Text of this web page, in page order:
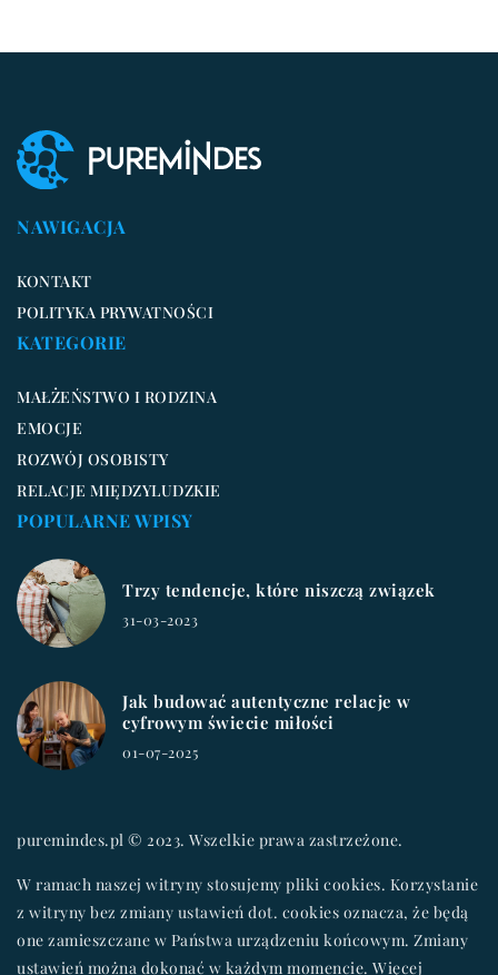
NAWIGACJA
KONTAKT
POLITYKA PRYWATNOŚCI
KATEGORIE
MAŁŻEŃSTWO I RODZINA
EMOCJE
ROZWÓJ OSOBISTY
RELACJE MIĘDZYLUDZKIE
POPULARNE WPISY
Trzy tendencje, które niszczą związek
31-03-2023
Jak budować autentyczne relacje w
cyfrowym świecie miłości
01-07-2025
puremindes.pl © 2023. Wszelkie prawa zastrzeżone.
W ramach naszej witryny stosujemy pliki cookies. Korzystanie
z witryny bez zmiany ustawień dot. cookies oznacza, że będą
one zamieszczane w Państwa urządzeniu końcowym. Zmiany
ustawień można dokonać w każdym momencie. Więcej